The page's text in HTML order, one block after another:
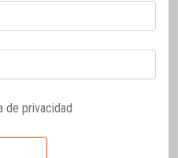
de privacidad